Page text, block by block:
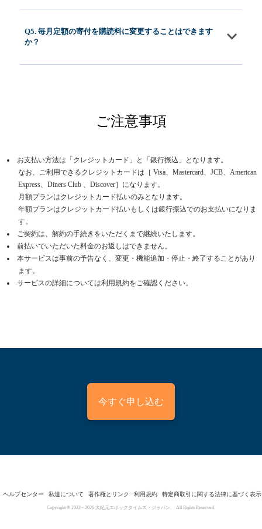
Q5. 毎月定額の寄付を購読料に変更することはできます
か？
ご注意事項
お支払い方法は「クレジットカード」と「銀行振込」となります。
なお、ご利用できるクレジットカードは［ Visa、Mastercard、JCB、American
Express、Diners Club 、Discover］になります。
月額プランはクレジットカード払いのみとなります。
年額プランはクレジットカード払いもしくは銀行振込でのお支払いになりま
す。
ご契約は、解約の手続きをいただくまで継続いたします。
前払いでいただいた料金のお返しはできません。
本サービスは事前の予告なく、変更・機能追加・停止・終了することがあり
ます。
サービスの詳細については利用規約をご確認ください。
今すぐ申し込む
ヘルプセンター 私達について 著作権とリンク 利用規約 特定商取引に関する法律に基づく表示
Copyright © 2022 - 2026 大紀元エポックタイムズ・ジャパン. All Rights Reserved.